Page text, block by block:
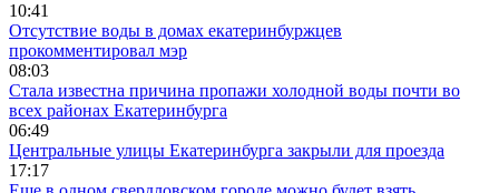
10:41
Отсутствие воды в домах екатеринбуржцев
прокомментировал мэр
08:03
Стала известна причина пропажи холодной воды почти во
всех районах Екатеринбурга
06:49
Центральные улицы Екатеринбурга закрыли для проезда
17:17